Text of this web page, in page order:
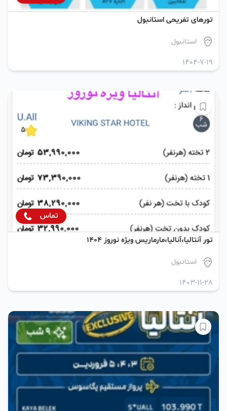
تورهای تفریحی استانبول
استانبول
1404-7-19
تماس
تور آنتالیا،آنالیا،مارماریس ویژه نوروز ۱۴۰۴
استانبول
1403-11-28